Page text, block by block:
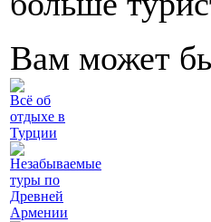
Вам может
Всё об
отдыхе в
Турции
Незабываемые
туры по
Древней
Армении